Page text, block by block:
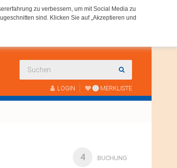
zu verbessern, um mit Social Media zu
sind. Klicken Sie auf „Akzeptieren und
LOGIN 0 MERKLISTE
4 BUCHUNG